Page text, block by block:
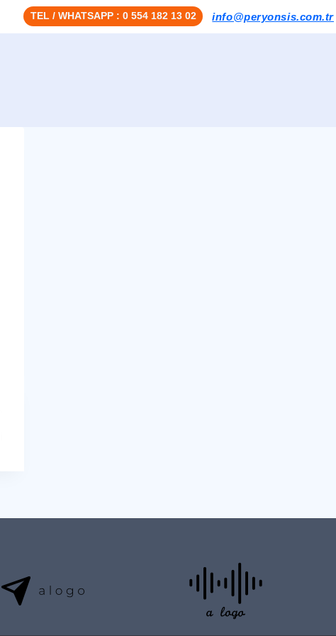
TEL / WHATSAPP : 0 554 182 13 02 info@peryonsis.com.tr